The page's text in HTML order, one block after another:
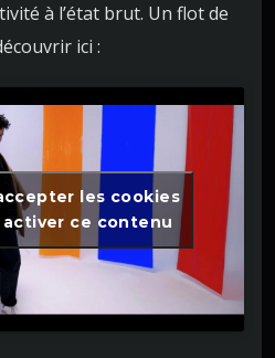
à l’état brut. Un flot de
ici :
les cookies
ce contenu